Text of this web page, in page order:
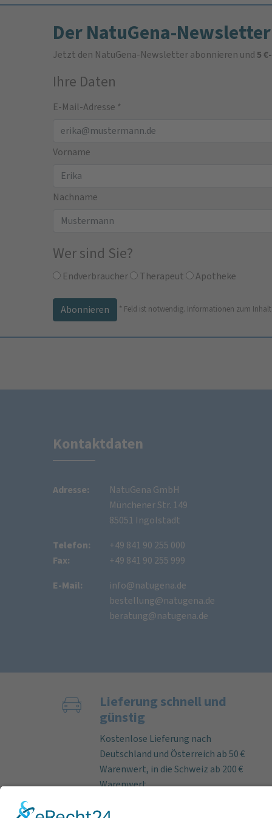
Der NatuGena-Newsletter
Jetzt den NatuGena-Newsletter abonnieren und5
Ihre Daten
E-Mail-Adresse *
Vorname
Nachname
Wer sind Sie?
Endverbraucher Therapeut Apotheke
* Feld ist notwendig. Informationen zum Inhalt
Kontaktdaten
Adresse:
NatuGena GmbH
Münchener Str. 149
85051 Ingolstadt
Telefon:
Fax:
+49 841 90 255 000
+49 841 90 255 999
E-Mail:
info@natugena.de
bestellung@natugena.de
beratung@natugena.de
Lieferung schnell und
günstig
Kostenlose Lieferung nach
Deutschland und Österreich ab 50 €
Warenwert, in die Schweiz ab 200 €
Warenwert.
Bei Bestelleingang an Werktagen